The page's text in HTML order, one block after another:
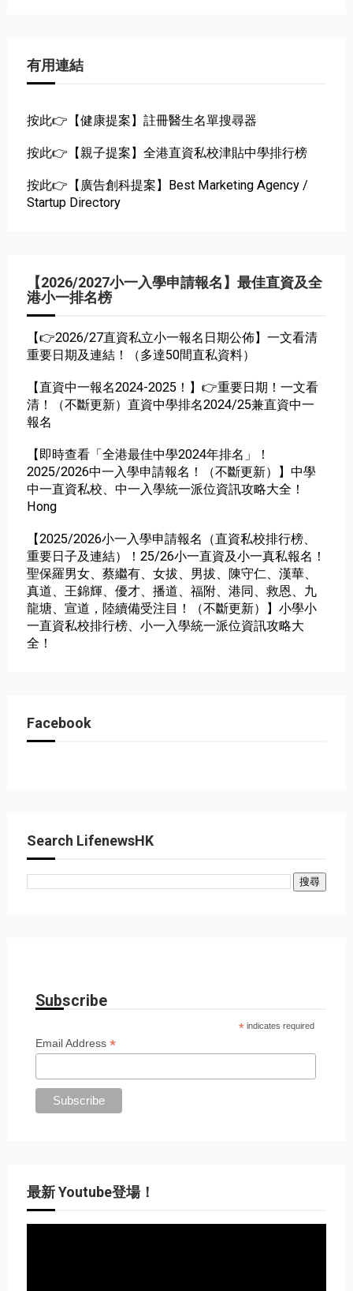
有用連結
按此👉【健康提案】註冊醫生名單搜尋器
按此👉【親子提案】全港直資私校津貼中學排行榜
按此👉【廣告創科提案】Best Marketing Agency /
Startup Directory
【2026/2027小一入學申請報名】最佳直資及全
港小一排名榜
【👉2026/27直資私立小一報名日期公佈】一文看清
重要日期及連結！（多達50間直私資料）
【直資中一報名2024-2025！】👉重要日期！一文看
清！（不斷更新）直資中學排名2024/25兼直資中一
報名
【即時查看「全港最佳中學2024年排名」！
2025/2026中一入學申請報名！（不斷更新）】中學
中一直資私校、中一入學統一派位資訊攻略大全！
Hong
【2025/2026小一入學申請報名（直資私校排行榜、
重要日子及連結）！25/26小一直資及小一真私報名！
聖保羅男女、蔡繼有、女拔、男拔、陳守仁、漢華、
真道、王錦輝、優才、播道、福附、港同、救恩、九
龍塘、宣道，陸續備受注目！（不斷更新）】小學小
一直資私校排行榜、小一入學統一派位資訊攻略大
全！
Facebook
Search LifenewsHK
Subscribe
* indicates required
Email Address*
最新 Youtube登場！